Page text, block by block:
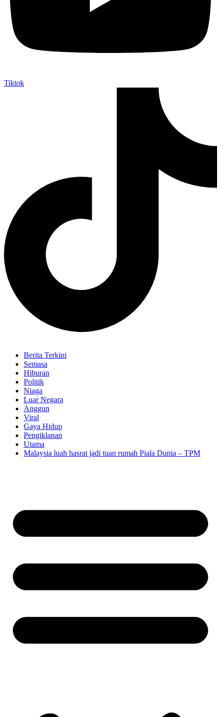
Tiktok
Berita Terkini
Semasa
Hiburan
Politik
Niaga
Luar Negara
Anggun
Viral
Gaya Hidup
Pengiklanan
Utama
Malaysia luah hasrat jadi tuan rumah Piala Dunia – TPM